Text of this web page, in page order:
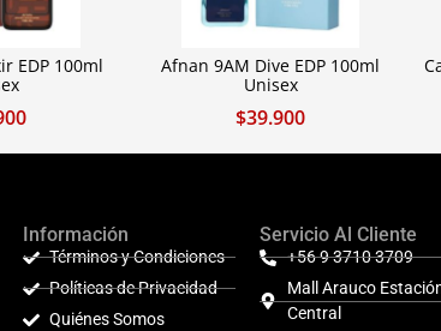
EDP 100ml
Afnan 9AM Dive EDP 100ml
Unisex
$39.900
Información
Términos y Condiciones
Políticas de Privacidad
Quiénes Somos
Servicio Al Cliente
+56 9 3710 3709
Mall Arauco
Central